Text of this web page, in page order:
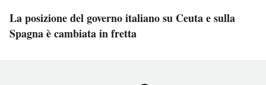
La posizione del governo italiano su Ceuta e sulla
Spagna è cambiata in fretta